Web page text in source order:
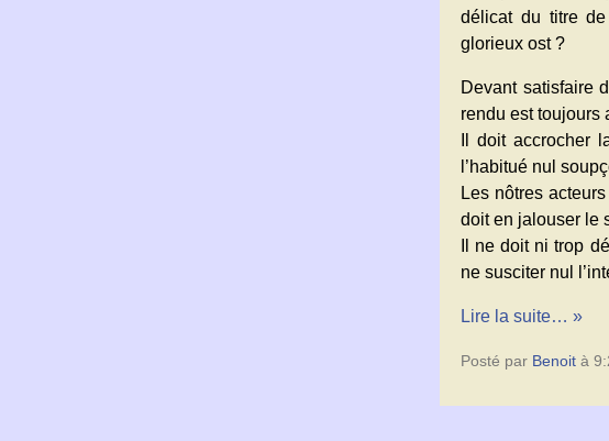
délicat du titre
glorieux ost ?
Devant satisfaire
rendu est toujours
Il doit accrocher
l’habitué nul
Les nôtres
doit en jalouser le
Il ne doit ni trop
ne susciter nul
Lire la suite… »
Posté par Benoit à